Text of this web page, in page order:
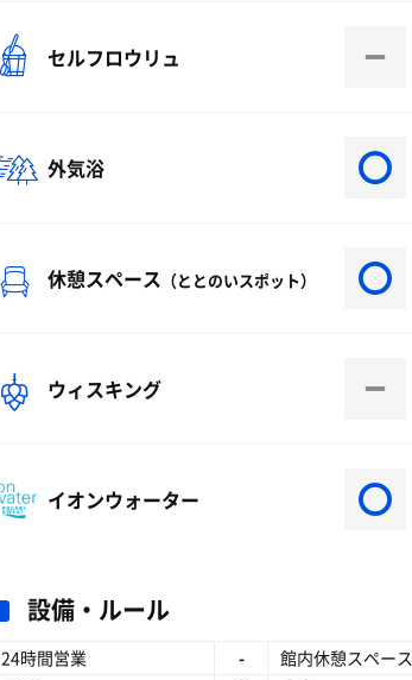
セルフロウリュ
外気浴
休憩スペース （ととのいスポット）
ウィスキング
イオンウォーター
設備・ルール
24時間営業 - 館内休憩スペース